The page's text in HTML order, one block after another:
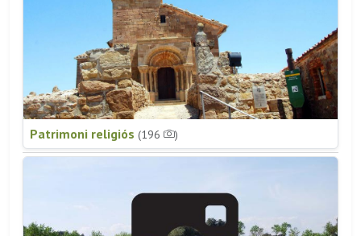
Patrimoni religiós (196 )